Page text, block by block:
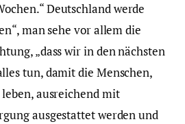
Deutschland werde
man sehe vor allem die
„dass wir in den nächsten
tun, damit die Menschen,
ausreichend mit
ausgestattet werden und